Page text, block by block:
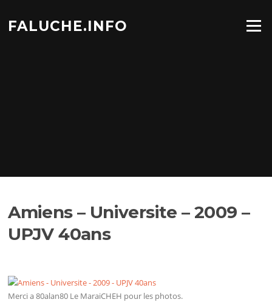
contenu
FALUCHE.INFO Menu
Amiens – Universite – 2009 –
UPJV 40ans
Merci a 80alan80 Le MaraiCHEH pour les photos.